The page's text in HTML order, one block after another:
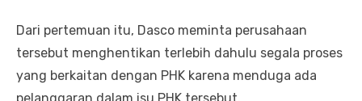
Dari pertemuan itu, Dasco meminta perusahaan
tersebut menghentikan terlebih dahulu segala proses
yang berkaitan dengan PHK karena menduga ada
pelanggaran dalam isu PHK tersebut.